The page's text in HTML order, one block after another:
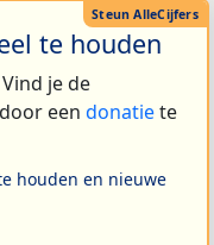
te houden
je de
een donatiete
houden en nieuwe